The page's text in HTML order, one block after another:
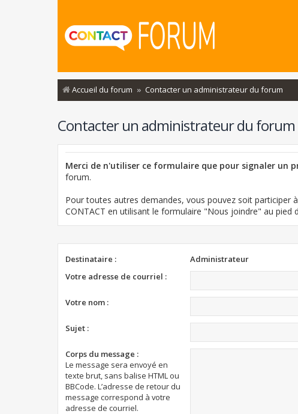
Accueil du forum Contacter un administrateur du forum
Contacter un administrateur du forum
Merci de n'utiliser ce formulaire que pour signaler un
forum.
Pour toutes autres demandes, vous pouvez soit
CONTACT en utilisant le formulaire "Nous joindre" au pied
Destinataire :
Administrateur
Votre adresse de courriel :
Votre nom :
Sujet :
Corps du message :
Le message sera envoyé en
texte brut, sans balise HTML ou
BBCode. L’adresse de retour du
message correspond à votre
adresse de courriel.